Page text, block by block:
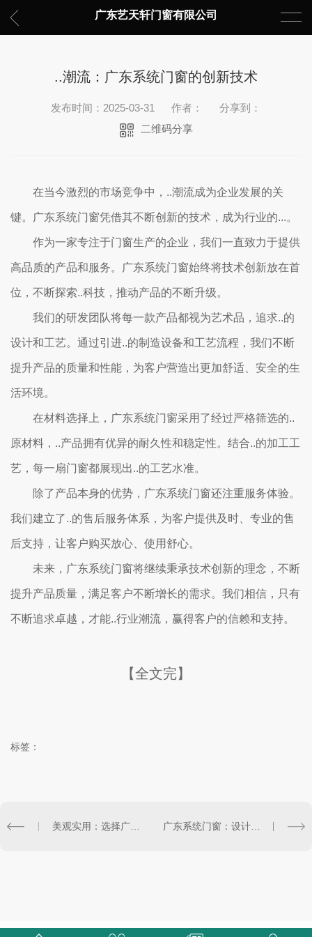
广东艺天轩门窗有限公司
..潮流：广东系统门窗的创新技术
发布时间：2025-03-31 作者：
分享到：
二维码分享
在当今激烈的市场竞争中，..潮流成为企业发展的关
键。广东系统门窗凭借其不断创新的技术，成为行业的...。
作为一家专注于门窗生产的企业，我们一直致力于提供
高品质的产品和服务。广东系统门窗始终将技术创新放在首
位，不断探索..科技，推动产品的不断升级。
我们的研发团队将每一款产品都视为艺术品，追求..的
设计和工艺。通过引进..的制造设备和工艺流程，我们不断
提升产品的质量和性能，为客户营造出更加舒适、安全的生
活环境。
在材料选择上，广东系统门窗采用了经过严格筛选的..
原材料，..产品拥有优异的耐久性和稳定性。结合..的加工工
艺，每一扇门窗都展现出..的工艺水准。
除了产品本身的优势，广东系统门窗还注重服务体验。
我们建立了..的售后服务体系，为客户提供及时、专业的售
后支持，让客户购买放心、使用舒心。
未来，广东系统门窗将继续秉承技术创新的理念，不断
提升产品质量，满足客户不断增长的需求。我们相信，只有
不断追求卓越，才能..行业潮流，赢得客户的信赖和支持。
【全文完】
标签：